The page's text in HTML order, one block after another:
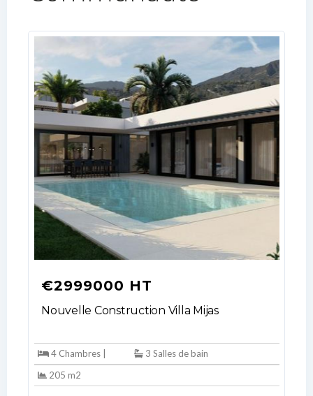
€2999000 HT
Nouvelle Construction Villa Mijas
4 Chambres |
3 Salles de bain
205 m2